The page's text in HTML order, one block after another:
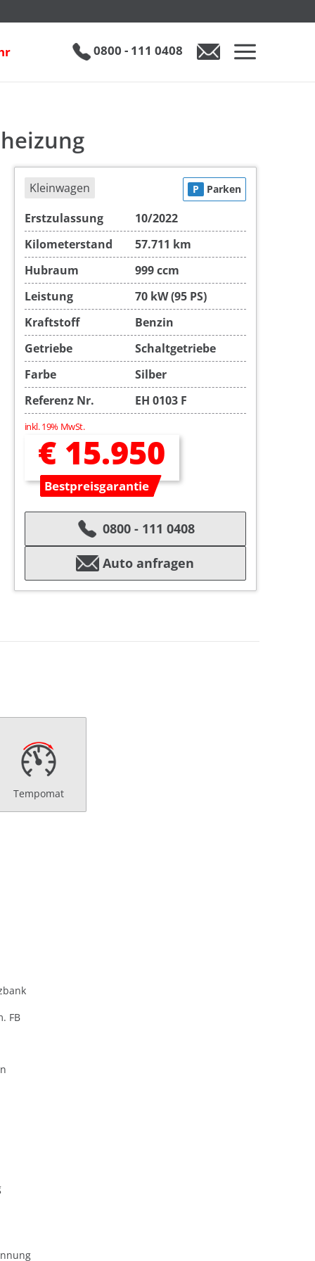
0800 - 111 0408
Kleinwagen P Parken
Erstzulassung
10/2022
Kilometerstand
57.711 km
Hubraum
999 ccm
Leistung
70 kW (95 PS)
Kraftstoff
Benzin
Getriebe
Schaltgetriebe
Farbe
Silber
Referenz Nr.
EH 0103 F
inkl. 19% MwSt.
€ 15.950
Bestpreisgarantie
0800 - 111 0408
Auto anfragen
Tempomat
FB